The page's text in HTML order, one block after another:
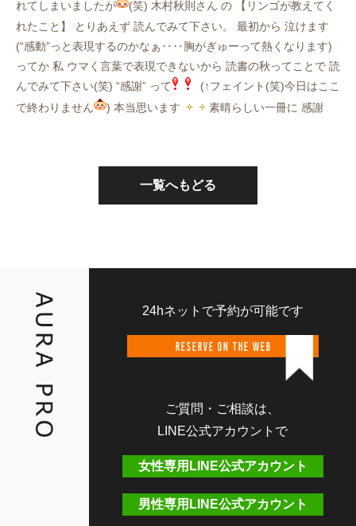
れてしまいましたが
(笑) 木村秋則さん の 【リンゴが教えてく
れたこと】 とりあえず 読んでみて下さい。 最初から 泣けます
(“感動”っと表現するのかなぁ‥‥胸がぎゅーって熱くなります)
ってか 私 ウマく言葉で表現できないから 読書の秋ってことで 読
んでみて下さい(笑) “感謝” って
(↑フェイント(笑)今日はここ
で終わりません
) 本当思います 素晴らしい一冊に 感謝
一覧へもどる
24hネットで予約が可能です
RESERVE ON THE WEB
ご質問・ご相談は、
LINE公式アカウントで
女性専用LINE公式アカウント
男性専用LINE公式アカウント